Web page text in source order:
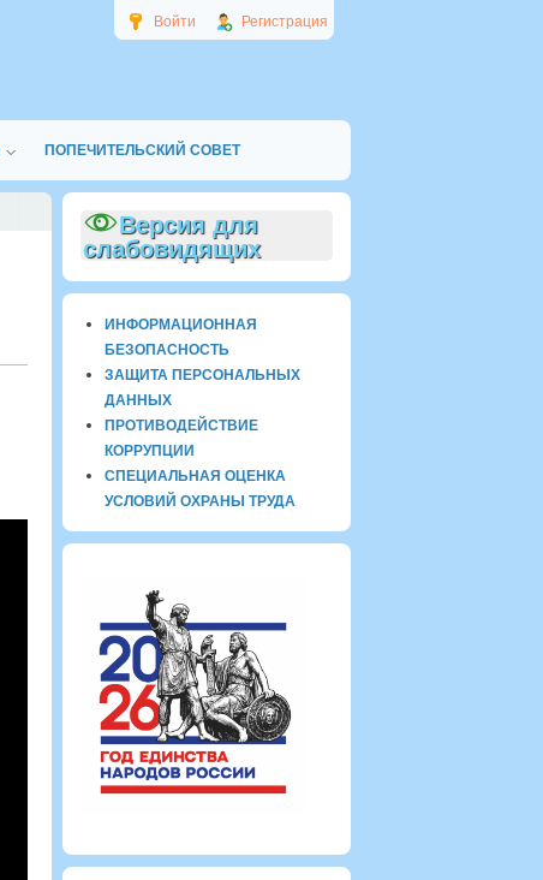
Войти Регистрация
ПОПЕЧИТЕЛЬСКИЙ СОВЕТ
Версия для
слабовидящих
ИНФОРМАЦИОННАЯ
БЕЗОПАСНОСТЬ
ЗАЩИТА ПЕРСОНАЛЬНЫХ
ДАННЫХ
ПРОТИВОДЕЙСТВИЕ
КОРРУПЦИИ
СПЕЦИАЛЬНАЯ ОЦЕНКА
УСЛОВИЙ ОХРАНЫ ТРУДА